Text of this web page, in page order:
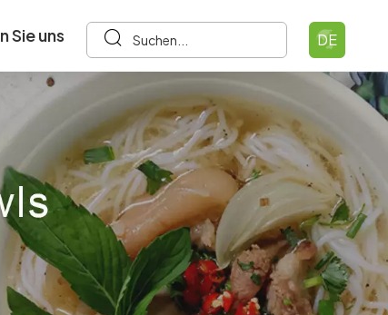
Sie uns DE